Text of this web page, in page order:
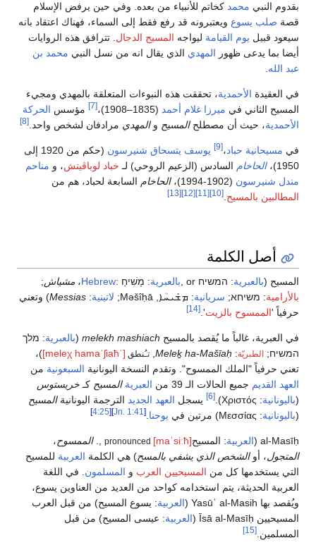
بقدوم النبي محمد كخاتم للأنبياء من بعده. وفي حين يرفض الإسلام
قصة صلب يسوع ويعتبرونه قد رفع فقط إلى السماء، فهناك اعتقاد بانه
سيعود قبيل يوم القيامة ليواجه المسيح الدجال . تترافق هذه الروايات
أيضا بما يدعى ظهور المهدي الذي يقال انه من نسل النبي محمد بن
عبد الله
في العقيدة الأحمدية، تحققت هذه النبوءات المتعلقة بالمهدي ومجيء
المسيح الثاني في ميرزا غلام أحمد (1835–1908)، [7] مؤسس الحركة
الأحمدية، حيث أن مصطلحالمسيح والمهدي مرادفان لشخص واحد. [8]
في مسيحانية حباد،[9] يوسف يتسحاق شنيرسون
(حكم من 1920 إلى
1950)،
الحاخام السادس (الزعيم الروحي) لـ خباد لوباڤيتش، و مناحم
مندل شنيرسون (1902-1994)، الحاخام السابعة لحباد، هم من
المطالبين بالمسيح [10]
[11]
[12]
[13]
أصل الكلمة
المسيح ( Hebrew: بالعبرية: מָשִׁיחַ ‎, or بالعبرية: המשיח مشياش;
بالأرامية: משיחא سريانية: ܡܫܺܝܚܳܐ,
Məšîḥā
; لاتينية:
Messias) وتعني
حرفياً 'الممسوح بالزيت'.
[14]
في العبرية، غالباً ما يُقصد بالمسيح melekh mashiach
(بالعبرية: מלך
המשיח
الطبريّة:
Meleḵ ha-Mašīaḥ
, تـُنطق [ˈmeleχ hamaˈʃiaħ]
)،
تعني حرفياً "الملك الممسوح". وتقدم النسخة اليونانية السبعونية من
العهد القديم جميع الحالات الـ 39 من العبرية المسيح كـخريستوس
(باليونانية:
Χριστός
).
[6] يسجل العهد الجديد الترجمة اليونانيةالمسيح
(باليونانية:
Μεσσίας) مرتين في يوحنا.
[
Jn. 1:41
]
[
4:25
]
al-Masīḥ
(العربية: المسيح ‎, pronounced [maˈsiːħ]
.الممسوح،
المتجول، أوالشخص الذي يشفي بالمسح) هي الكلمة العربية للمسيح
التي يستخدمها كل من المسيحيين العرب و المسلمون. في اللغة
العربية الحديثة، يتم استخدامه كواحد من العديد من العناوين يسوع،
ويُقصد بها Yasūʿ al-Masih
(العربية: يسوع المسيح‎) من قبل العرب
المسيحيين Īsā al-Masīḥ
(العربية: عيسى المسيح‎) من قبل
المسلمين.[15]